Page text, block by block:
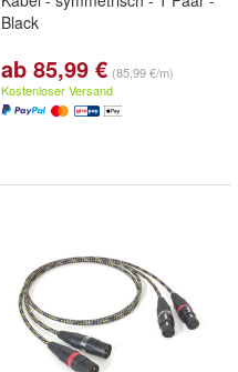
Black
ab 85,99 € (85,99 €/m)
Kostenloser Versand